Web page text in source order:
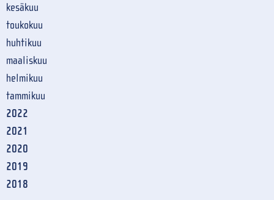
kesäkuu
toukokuu
huhtikuu
maaliskuu
helmikuu
tammikuu
2022
2021
2020
2019
2018